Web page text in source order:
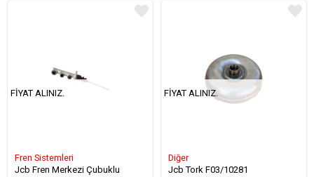
Fren Sistemleri
Jcb Fren Merkezi Çubuklu
FIYAT ALINIZ.
Diğer
Jcb Tork F03/10281
FIYAT ALINIZ.